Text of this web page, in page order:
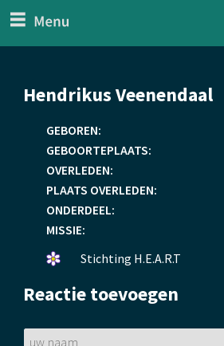
Generaal
Hendrikus Veenendaal
GEBOREN:
GEBOORTEPLAATS:
OVERLEDEN:
PLAATS OVERLEDEN:
ONDERDEEL:
MISSIE:
Een
gelegd.
Stichting H.E.A.R.T
Reactie toevoegen